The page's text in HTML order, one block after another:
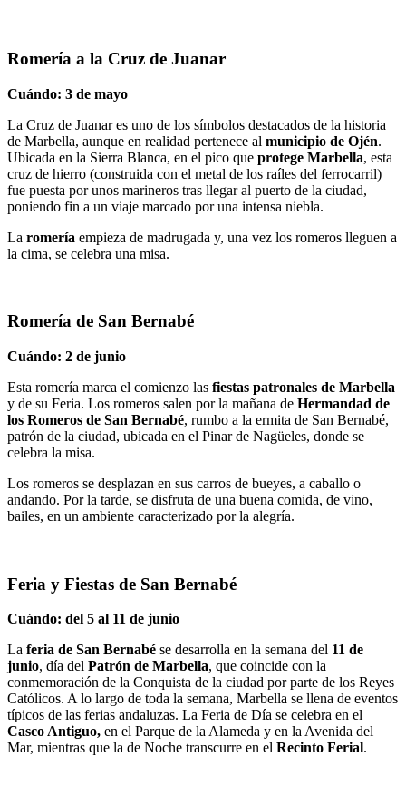
Romería a la Cruz de Juanar
Cuándo: 3 de mayo
La Cruz de Juanar es uno de los símbolos destacados de la historia
de Marbella, aunque en realidad pertenece al municipio de Ojén.
Ubicada en la Sierra Blanca, en el pico que protege Marbella, esta
cruz de hierro (construida con el metal de los raíles del ferrocarril)
fue puesta por unos marineros tras llegar al puerto de la ciudad,
poniendo fin a un viaje marcado por una intensa niebla.
La romería empieza de madrugada y, una vez los romeros lleguen a
la cima, se celebra una misa.
Romería de San Bernabé
Cuándo: 2 de junio
Esta romería marca el comienzo las fiestas patronales de Marbella
y de su Feria. Los romeros salen por la mañana de Hermandad de
los Romeros de San Bernabé, rumbo a la ermita de San Bernabé,
patrón de la ciudad, ubicada en el Pinar de Nagüeles, donde se
celebra la misa.
Los romeros se desplazan en sus carros de bueyes, a caballo o
andando. Por la tarde, se disfruta de una buena comida, de vino,
bailes, en un ambiente caracterizado por la alegría.
Feria y Fiestas de San Bernabé
Cuándo: del 5 al 11 de junio
La feria de San Bernabé se desarrolla en la semana del 11 de
junio, día del Patrón de Marbella, que coincide con la
conmemoración de la Conquista de la ciudad por parte de los Reyes
Católicos. A lo largo de toda la semana, Marbella se llena de eventos
típicos de las ferias andaluzas. La Feria de Día se celebra en el
Casco Antiguo, en el Parque de la Alameda y en la Avenida del
Mar, mientras que la de Noche transcurre en el Recinto Ferial.